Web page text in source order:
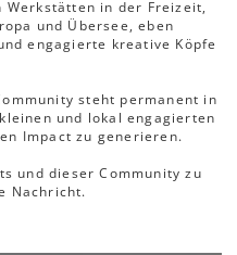
in der Freizeit,
und Übersee, eben
engagierte kreative Köpfe
steht permanent in
und lokal engagierten
Impact zu generieren.
und dieser Community zu
Nachricht.